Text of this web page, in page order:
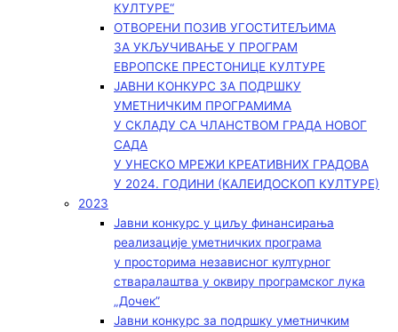
КУЛТУРЕ“
ОТВОРЕНИ ПОЗИВ УГОСТИТЕЉИМА
ЗА УКЉУЧИВАЊЕ У ПРОГРАМ
ЕВРОПСКЕ ПРЕСТОНИЦЕ КУЛТУРЕ
ЈАВНИ КОНКУРС ЗА ПОДРШКУ
УМЕТНИЧКИМ ПРОГРАМИМА
У СКЛАДУ СА ЧЛАНСТВОМ ГРАДА НОВОГ
САДА
У УНЕСКО МРЕЖИ КРЕАТИВНИХ ГРАДОВА
У 2024. ГОДИНИ (КАЛЕИДОСКОП КУЛТУРЕ)
2023
Јавни конкурс у циљу финансирања
реализације уметничких програма
у просторима независног културног
стваралаштва у оквиру програмског лука
„Дочек”
Јавни конкурс за подршку уметничким